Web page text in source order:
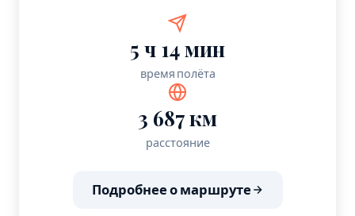
5 ч 14 мин
время полёта
3 687 км
расстояние
Подробнее о маршруте